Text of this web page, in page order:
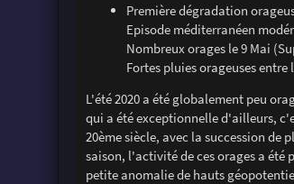
Première dégradation
Episode méditerranéen
Nombreux orages le 9 Mai
Fortes pluies orageuses entre
L'été 2020 a été globalement peu
qui a été exceptionnelle d'ailleurs,
20ème siècle, avec la succession de
saison, l'activité de ces orages a été
petite anomalie de hauts